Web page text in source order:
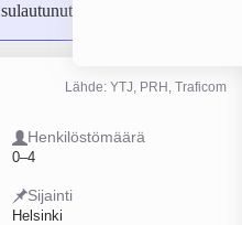
yritykseen
Lähde: YTJ, PRH, Traficom
Henkilöstömäärä
0–4
Sijainti
Helsinki